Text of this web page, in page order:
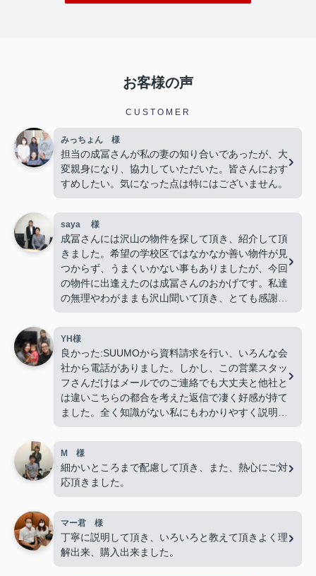
お客様の声
CUSTOMER
みっちょん 様
担当の成冨さんが私の妻の知り合いであったが、大
変親身になり、協力していただいた。皆さんにおす
すめしたい。気になった点は特にはございません。
saya 様
成冨さんには沢山の物件を探して頂き、紹介して頂
きました。希望の学校区ではなかなか善い物件が見
つからず、うまくいかない事もありましたが、今回
の物件に出逢えたのは成冨さんのおかげです。私達
の無理やわがままも沢山聞いて頂き、とても感謝し
ありがとうございました。
YH様
良かった:SUUMOから資料請求を行い、いろんな会
社から電話がありました。しかし、この営業スタッ
フさんだけはメールでのご連絡でも大丈夫と他社と
は違いこちらの都合を考えた返信で凄く好感が持て
ました。全く知識がない私にもわかりやすく説明し
た。物件を案内していただいた営業スタッフさんに
も丁寧に説明していただきました。子供にも優しく
話し掛けていただけて、楽しく見学することができ
M 様
細かいところまで配慮して頂き、また、熱心にご対
応頂きました。
マー君 様
丁寧に説明して頂き、いろいろと教えて頂きよく理
解出来、購入出来ました。